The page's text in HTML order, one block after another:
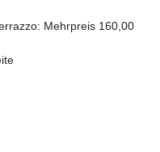
Mehrpreis 160,00